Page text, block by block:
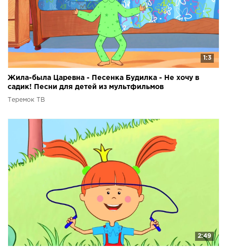
1:3
Жила-была Царевна - Песенка Будилка - Не хочу в
садик! Песни для детей из мультфильмов
Теремок ТВ
2:49